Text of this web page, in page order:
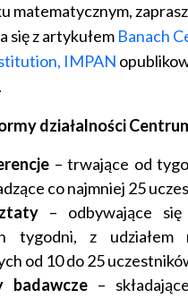
matematycznym,
się z artykułem Banach
IMPAN
działalności
– trwające od
co najmniej 25
– odbywające
tygodni, z udziałem
od 10 do 25
badawcze –